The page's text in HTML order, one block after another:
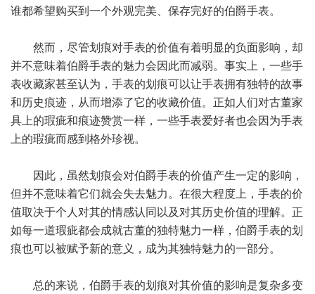
谁都希望购买到一个外观完美、保存完好的伯爵手表。
然而，尽管划痕对手表的价值有着明显的负面影响，却
并不意味着伯爵手表的魅力会因此而减弱。事实上，一些手
表收藏家甚至认为，手表的划痕可以让手表拥有独特的故事
和历史痕迹，从而增添了它的收藏价值。正如人们对古董家
具上的瑕疵和痕迹赞赏一样，一些手表爱好者也会因为手表
上的瑕疵而感到格外珍视。
因此，虽然划痕会对伯爵手表的价值产生一定的影响，
但并不意味着它们就会失去魅力。在很大程度上，手表的价
值取决于个人对其的情感认同以及对其历史价值的理解。正
如每一道瑕疵都会成就古董的独特魅力一样，伯爵手表的划
痕也可以被赋予新的意义，成为其独特魅力的一部分。
总的来说，伯爵手表的划痕对其价值的影响是复杂多变